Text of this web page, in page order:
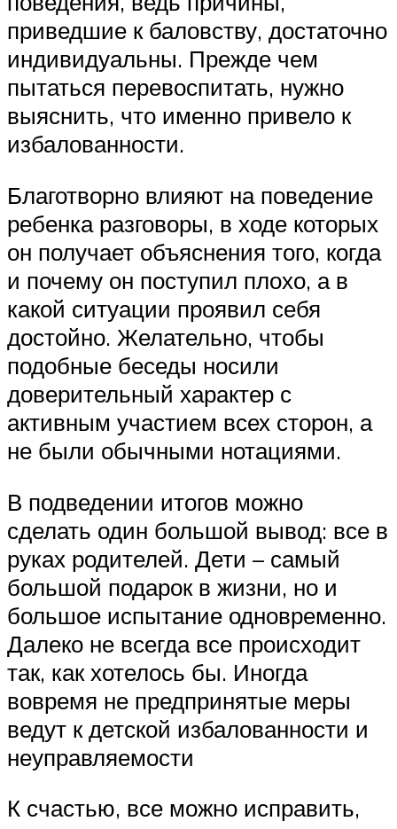
приведшие к баловству, достаточно
индивидуальны. Прежде чем
пытаться перевоспитать, нужно
выяснить, что именно привело к
избалованности.
Благотворно влияют на поведение
ребенка разговоры, в ходе которых
он получает объяснения того, когда
и почему он поступил плохо, а в
какой ситуации проявил себя
достойно. Желательно, чтобы
подобные беседы носили
доверительный характер с
активным участием всех сторон, а
не были обычными нотациями.
В подведении итогов можно
сделать один большой вывод: все в
руках родителей. Дети – самый
большой подарок в жизни, но и
большое испытание одновременно.
Далеко не всегда все происходит
так, как хотелось бы. Иногда
вовремя не предпринятые меры
ведут к детской избалованности и
неуправляемости
К счастью, все можно исправить,